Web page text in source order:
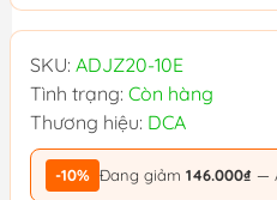
SKU: ADJZ20-10E
Tình trạng: Còn hàng
Thương hiệu: DCA
-10% Đang giảm 146.000₫ —